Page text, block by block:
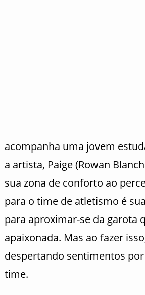
acompanha uma jovem
a artista, Paige (Rowan
sua zona de conforto ao
para o time de atletismo é
para aproximar-se da garota
apaixonada. Mas ao fazer
despertando sentimentos
time.